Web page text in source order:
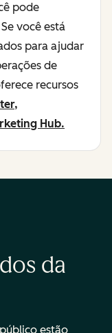
pode
você está
para ajudar
de
recursos
Hub.
da
estão